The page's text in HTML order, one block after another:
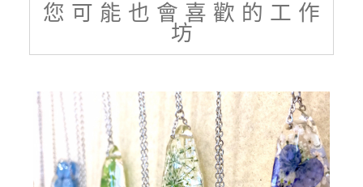
您 可 能 也 會 喜 歡 的 工 作
坊